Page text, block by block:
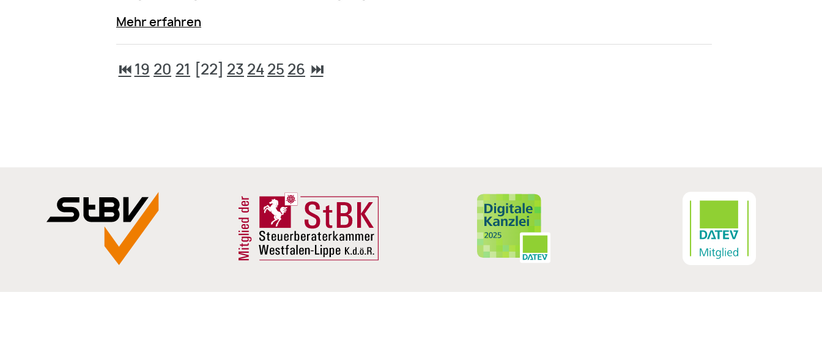
Mehr erfahren
⏮ 19 20 21 [22] 23 24 25 26 ⏭